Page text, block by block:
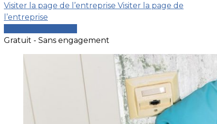
Visiter la page de l’entreprise Visiter la page de
l’entreprise
Gratuit - Sans engagement